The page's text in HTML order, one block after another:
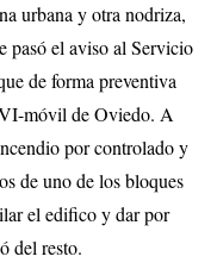
urbana y otra nodriza,
pasó el aviso al Servicio
de forma preventiva
móvil de Oviedo. A
por controlado y
de uno de los bloques
el edifico y dar por
del resto.